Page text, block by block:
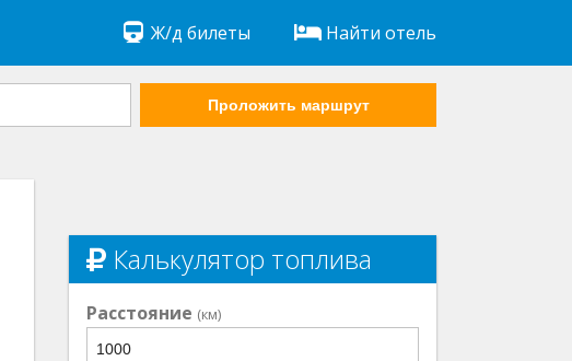
Ж/д билеты Найти отель
Проложить маршрут
Калькулятор топлива
Расстояние (км)